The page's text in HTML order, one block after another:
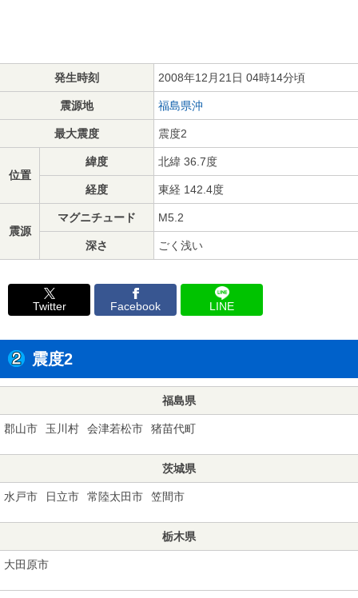
発生時刻 2008年12月21日 04時14分頃
震源地 福島県沖
最大震度 震度2
位置
緯度 北緯 36.7度
経度 東経 142.4度
震源
マグニチュード M5.2
深さ ごく浅い
Twitter Facebook LINE
震度2
福島県
郡山市 玉川村 会津若松市 猪苗代町
茨城県
水戸市 日立市 常陸太田市 笠間市
栃木県
大田原市